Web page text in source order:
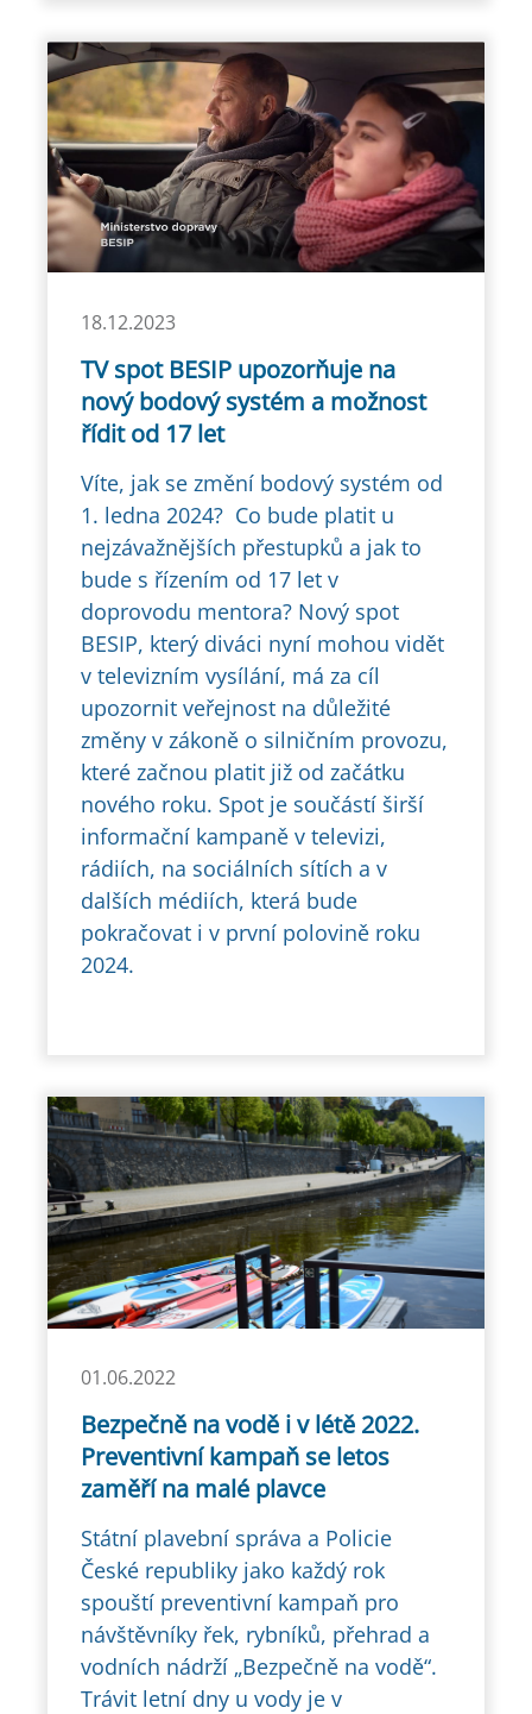
18.12.2023
TV spot BESIP upozorňuje na
nový bodový systém a možnost
řídit od 17 let
Víte, jak se změní bodový systém od
1. ledna 2024? Co bude platit u
nejzávažnějších přestupků a jak to
bude s řízením od 17 let v
doprovodu mentora? Nový spot
BESIP, který diváci nyní mohou vidět
v televizním vysílání, má za cíl
upozornit veřejnost na důležité
změny v zákoně o silničním provozu,
které začnou platit již od začátku
nového roku. Spot je součástí širší
informační kampaně v televizi,
rádiích, na sociálních sítích a v
dalších médiích, která bude
pokračovat i v první polovině roku
2024.
01.06.2022
Bezpečně na vodě i v létě 2022.
Preventivní kampaň se letos
zaměří na malé plavce
Státní plavební správa a Policie
České republiky jako každý rok
spouští preventivní kampaň pro
návštěvníky řek, rybníků, přehrad a
vodních nádrží „Bezpečně na vodě“.
Trávit letní dny u vody je v